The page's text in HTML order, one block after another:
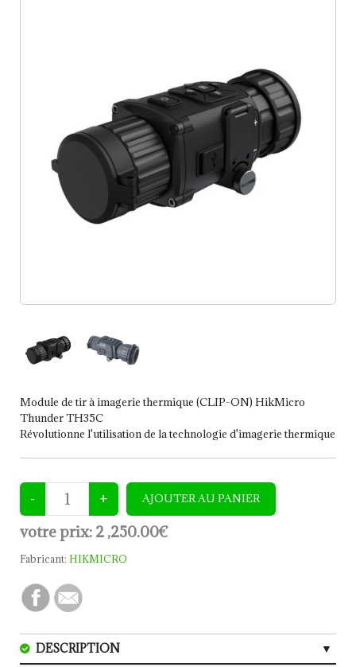
Module de tir à imagerie thermique (CLIP-ON) HikMicro
Thunder TH35C
Révolutionne l'utilisation de la technologie d'imagerie thermique
votre prix: 2 ,250.00€
Fabricant: HIKMICRO
DESCRIPTION